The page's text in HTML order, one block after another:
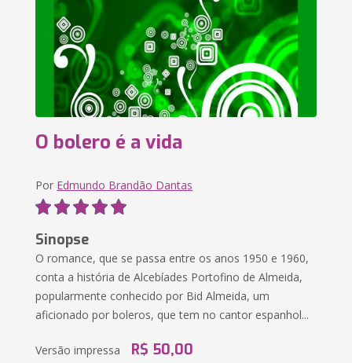
O bolero é a vida
Por Edmundo Brandão Dantas
Sinopse
O romance, que se passa entre os anos 1950 e 1960,
conta a história de Alcebíades Portofino de Almeida,
popularmente conhecido por Bid Almeida, um
aficionado por boleros, que tem no cantor espanhol...
Versão impressa R$ 50,00